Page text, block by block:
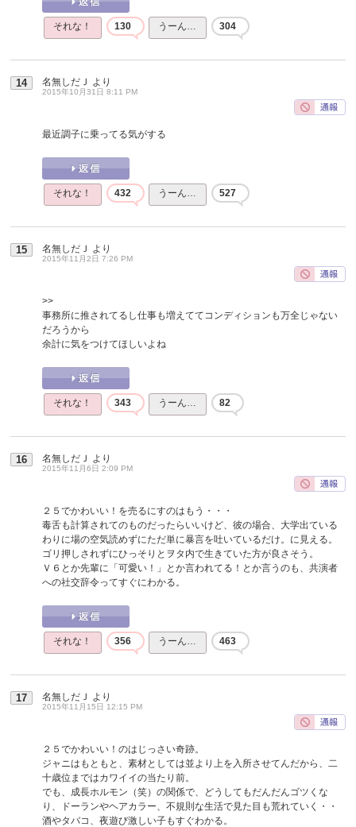
それな！ 130 うーん… 304
14 名無しだＪ より
2015年10月31日 8:11 PM
最近調子に乗ってる気がする
それな！ 432 うーん… 527
15 名無しだＪ より
2015年11月2日 7:26 PM
>>
事務所に推されてるし仕事も増えててコンディションも万全じゃない
だろうから
余計に気をつけてほしいよね
それな！ 343 うーん… 82
16 名無しだＪ より
2015年11月6日 2:09 PM
２５でかわいい！を売るにすのはもう・・・
毒舌も計算されてのものだったらいいけど、彼の場合、大学出ている
わりに場の空気読めずにただ単に暴言を吐いているだけ。に見える。
ゴリ押しされずにひっそりとヲタ内で生きていた方が良さそう。
Ｖ６とか先輩に「可愛い！」とか言われてる！とか言うのも、共演者
への社交辞令ってすぐにわかる。
それな！ 356 うーん… 463
17 名無しだＪ より
2015年11月15日 12:15 PM
２５でかわいい！のはじっさい奇跡。
ジャニはもともと、素材としては並より上を入所させてんだから、二
十歳位まではカワイイの当たり前。
でも、成長ホルモン（笑）の関係で、どうしてもだんだんゴツくな
り、ドーランやヘアカラー、不規則な生活で見た目も荒れていく・・
酒やタバコ、夜遊び激しい子もすぐわかる。